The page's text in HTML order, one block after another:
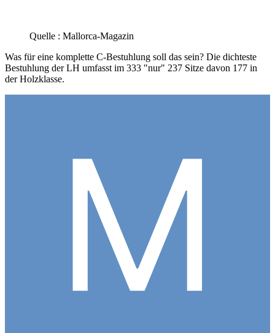
Quelle : Mallorca-Magazin
Was für eine komplette C-Bestuhlung soll das sein? Die dichteste
Bestuhlung der LH umfasst im 333 "nur" 237 Sitze davon 177 in
der Holzklasse.